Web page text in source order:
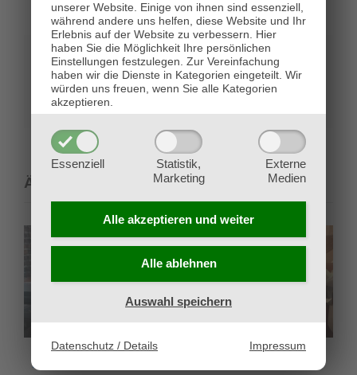
unserer Website. Einige von ihnen sind essenziell,
während andere uns helfen, diese Website und Ihr
Erlebnis auf der Website zu verbessern. Hier
haben Sie die Möglichkeit Ihre persönlichen
Einstellungen festzulegen. Zur Vereinfachung
haben wir die Dienste in Kategorien eingeteilt. Wir
würden uns freuen, wenn Sie alle Kategorien
akzeptieren.
Essenziell
Statistik,
Marketing
Externe
Medien
Alle akzeptieren und weiter
Alle ablehnen
Auswahl speichern
Datenschutz / Details Impressum
Tag
Share This Story, Choose Your Platform!
Facebook
X RedditLinkedInPinterest
E-
Ähnliche Beiträge
Das waren die